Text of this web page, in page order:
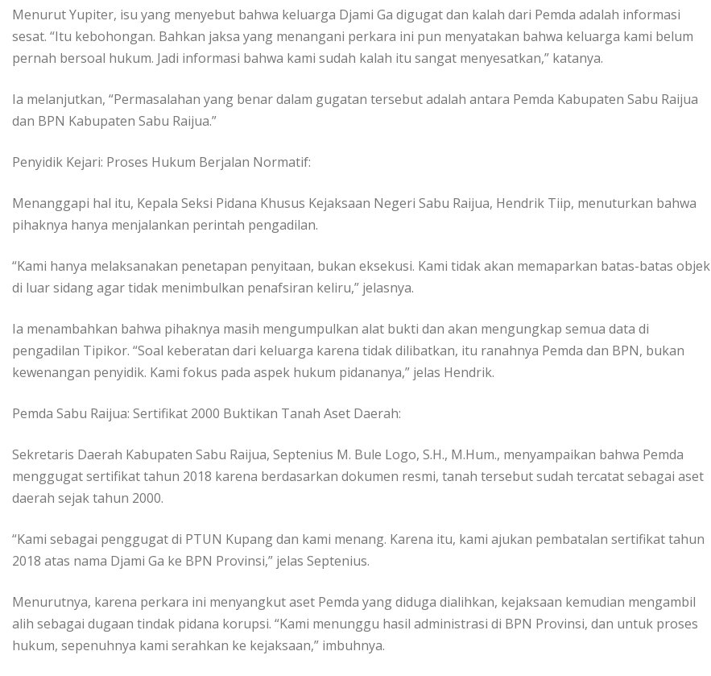
Menurut Yupiter, isu yang menyebut bahwa keluarga Djami Ga digugat dan kalah dari Pemda adalah informasi
sesat. “Itu kebohongan. Bahkan jaksa yang menangani perkara ini pun menyatakan bahwa keluarga kami belum
pernah bersoal hukum. Jadi informasi bahwa kami sudah kalah itu sangat menyesatkan,” katanya.
Ia melanjutkan, “Permasalahan yang benar dalam gugatan tersebut adalah antara Pemda Kabupaten Sabu Raijua
dan BPN Kabupaten Sabu Raijua.”
Penyidik Kejari: Proses Hukum Berjalan Normatif:
Menanggapi hal itu, Kepala Seksi Pidana Khusus Kejaksaan Negeri Sabu Raijua, Hendrik Tiip, menuturkan bahwa
pihaknya hanya menjalankan perintah pengadilan.
“Kami hanya melaksanakan penetapan penyitaan, bukan eksekusi. Kami tidak akan memaparkan batas-batas objek
di luar sidang agar tidak menimbulkan penafsiran keliru,” jelasnya.
Ia menambahkan bahwa pihaknya masih mengumpulkan alat bukti dan akan mengungkap semua data di
pengadilan Tipikor. “Soal keberatan dari keluarga karena tidak dilibatkan, itu ranahnya Pemda dan BPN, bukan
kewenangan penyidik. Kami fokus pada aspek hukum pidananya,” jelas Hendrik.
Pemda Sabu Raijua: Sertifikat 2000 Buktikan Tanah Aset Daerah:
Sekretaris Daerah Kabupaten Sabu Raijua, Septenius M. Bule Logo, S.H., M.Hum., menyampaikan bahwa Pemda
menggugat sertifikat tahun 2018 karena berdasarkan dokumen resmi, tanah tersebut sudah tercatat sebagai aset
daerah sejak tahun 2000.
“Kami sebagai penggugat di PTUN Kupang dan kami menang. Karena itu, kami ajukan pembatalan sertifikat tahun
2018 atas nama Djami Ga ke BPN Provinsi,” jelas Septenius.
Menurutnya, karena perkara ini menyangkut aset Pemda yang diduga dialihkan, kejaksaan kemudian mengambil
alih sebagai dugaan tindak pidana korupsi. “Kami menunggu hasil administrasi di BPN Provinsi, dan untuk proses
hukum, sepenuhnya kami serahkan ke kejaksaan,” imbuhnya.